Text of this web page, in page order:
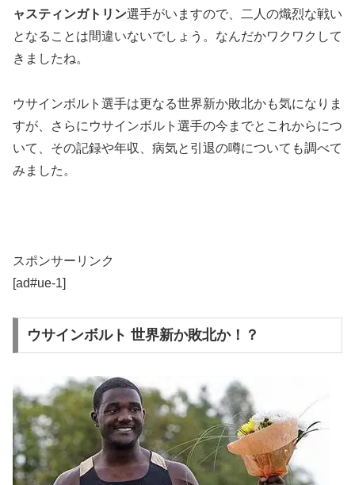
ャスティンガトリン選手がいますので、二人の熾烈な戦い
となることは間違いないでしょう。なんだかワクワクして
きましたね。
ウサインボルト選手は更なる世界新か敗北かも気になりま
すが、さらにウサインボルト選手の今までとこれからにつ
いて、その記録や年収、病気と引退の噂についても調べて
みました。
スポンサーリンク
[ad#ue-1]
ウサインボルト 世界新か敗北か！？